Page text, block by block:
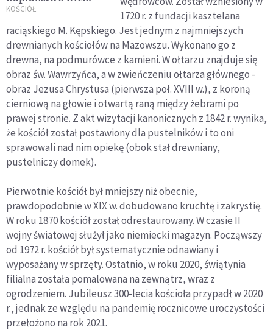
może służyć do
„pierwszych
krzeseł”
KOŚCIÓŁ
1720 r. z fundacji kasztelana
raciąskiego M. Kępskiego. Jest jednym z najmniejszych
drewnianych kościołów na Mazowszu. Wykonano go z
drewna, na podmurówce z kamieni. W ołtarzu znajduje się
obraz św. Wawrzyńca, a w zwieńczeniu ołtarza głównego -
obraz Jezusa Chrystusa (pierwsza poł. XVIII w.), z koroną
cierniową na głowie i otwartą raną między żebrami po
prawej stronie. Z akt wizytacji kanonicznych z 1842 r. wynika,
że kościół został postawiony dla pustelników i to oni
sprawowali nad nim opiekę (obok stał drewniany,
pustelniczy domek).
Pierwotnie kościół był mniejszy niż obecnie,
prawdopodobnie w XIX w. dobudowano kruchtę i zakrystię.
W roku 1870 kościół został odrestaurowany. W czasie II
wojny światowej służył jako niemiecki magazyn. Począwszy
od 1972 r. kościół był systematycznie odnawiany i
wyposażany w sprzęty. Ostatnio, w roku 2020, świątynia
filialna została pomalowana na zewnątrz, wraz z
ogrodzeniem. Jubileusz 300-lecia kościoła przypadł w 2020
r., jednak ze względu na pandemię rocznicowe uroczystości
przełożono na rok 2021.